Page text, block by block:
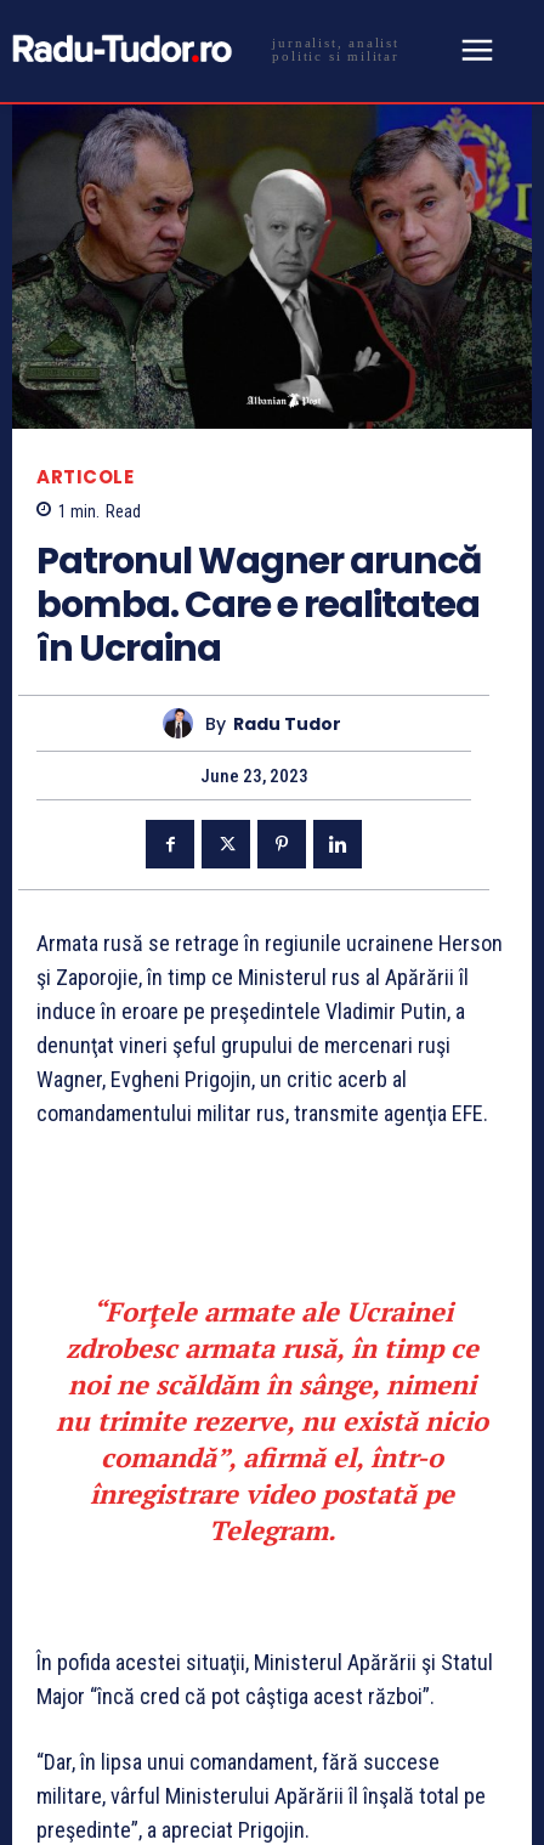
jurnalist, analist
politic si militar
ARTICOLE
1 min. Read
Patronul Wagner aruncă
bomba. Care e realitatea
în Ucraina
By Radu Tudor
June 23, 2023
Armata rusă se retrage în regiunile ucrainene Herson
şi Zaporojie, în timp ce Ministerul rus al Apărării îl
induce în eroare pe preşedintele Vladimir Putin, a
denunţat vineri şeful grupului de mercenari ruşi
Wagner, Evgheni Prigojin, un critic acerb al
comandamentului militar rus, transmite agenţia EFE.
“Forţele armate ale Ucrainei
zdrobesc armata rusă, în timp ce
noi ne scăldăm în sânge, nimeni
nu trimite rezerve, nu există nicio
comandă”, afirmă el, într-o
înregistrare video postată pe
Telegram.
În pofida acestei situaţii, Ministerul Apărării şi Statul
Major “încă cred că pot câştiga acest război”.
“Dar, în lipsa unui comandament, fără succese
militare, vârful Ministerului Apărării îl înşală total pe
preşedinte”, a apreciat Prigojin.